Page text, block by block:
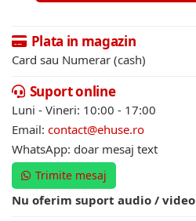
Plata in magazin
Card sau Numerar (cash)
Suport online
Luni - Vineri: 10:00 - 17:00
Email: contact@ehuse.ro
WhatsApp: doar mesaj text
Trimite mesaj
Nu oferim suport audio / video